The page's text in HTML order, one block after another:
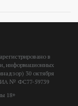
в
информационных
30 октября
ИА № ФС77-59739
18+